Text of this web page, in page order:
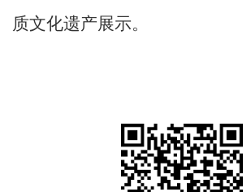
质文化遗产展示。